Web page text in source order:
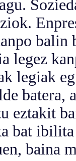
balin
legez
legiak
batera,
bat
baina